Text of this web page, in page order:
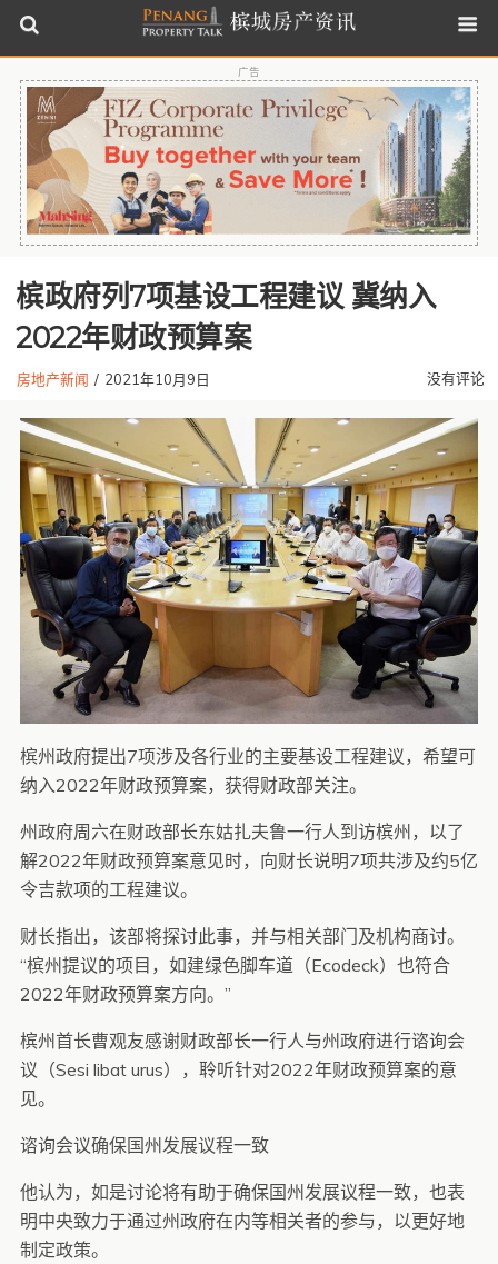
广告
槟政府列7项基设工程建议 冀纳入
2022年财政预算案
房地产新闻 / 2021年10月9日 没有评论
槟州政府提出7项涉及各行业的主要基设工程建议，希望可
纳入2022年财政预算案，获得财政部关注。
州政府周六在财政部长东姑扎夫鲁一行人到访槟州，以了
解2022年财政预算案意见时，向财长说明7项共涉及约5亿
令吉款项的工程建议。
财长指出，该部将探讨此事，并与相关部门及机构商讨。
“槟州提议的项目，如建绿色脚车道（Ecodeck）也符合
2022年财政预算案方向。”
槟州首长曹观友感谢财政部长一行人与州政府进行谘询会
议（Sesi libat urus），聆听针对2022年财政预算案的意
见。
谘询会议确保国州发展议程一致
他认为，如是讨论将有助于确保国州发展议程一致，也表
明中央致力于通过州政府在内等相关者的参与，以更好地
制定政策。